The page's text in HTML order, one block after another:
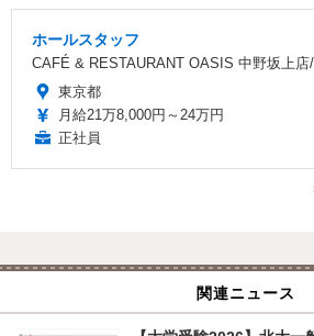
ホールスタッフ
CAFÉ & RESTAURANT OASIS 中野坂上店
東京都
月給21万8,000円～24万円
正社員
関連ニュース